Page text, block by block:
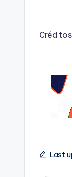
Créditos
Last